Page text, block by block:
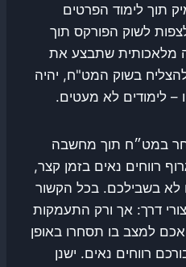
תוך לימוד הפרטים
לשוק הפורקס תוך
מלאכותית שתבצע את
בשוק המט"ח, יהיה
– לימודים לא מעטים.
במט״ח תוך מחשבה
רווחים נאים בזמן קצר,
לא בשבילכם. בכל הקשור
דרך: אך ורק התעמקות
למצב בו תסחרו באופן
רווחים נאים. ישנן